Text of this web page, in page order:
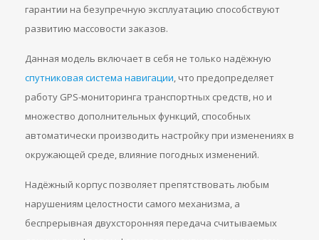
гарантии на безупречную эксплуатацию способствуют
развитию массовости заказов.
Данная модель включает в себя не только надёжную
спутниковая система навигации, что предопределяет
работу GPS-мониторинга транспортных средств, но и
множество дополнительных функций, способных
автоматически производить настройку при изменениях в
окружающей среде, влияние погодных изменений.
Надёжный корпус позволяет препятствовать любым
нарушениям целостности самого механизма, а
беспрерывная двухсторонняя передача считываемых